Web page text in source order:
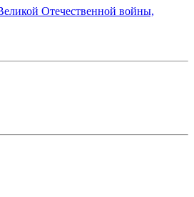
Отечественной войны,